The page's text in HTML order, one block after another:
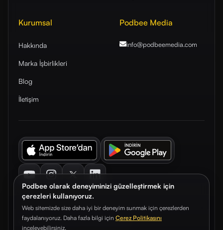
Podbee olarak deneyiminizi güzelleştirmek için
çerezleri kullanıyoruz.
Web sitemizde size daha iyi bir deneyim sunmak için çerezlerden
faydalanıyoruz. Daha fazla bilgi için Çerez Politikasını
inceleyebilirsiniz.
Kurumsal
Hakkında
Marka İşbirlikleri
Blog
İletişim
Podbee Media
info@podbeemedia.com
© 2026. Podbee Media. Tüm hakları saklıdır.